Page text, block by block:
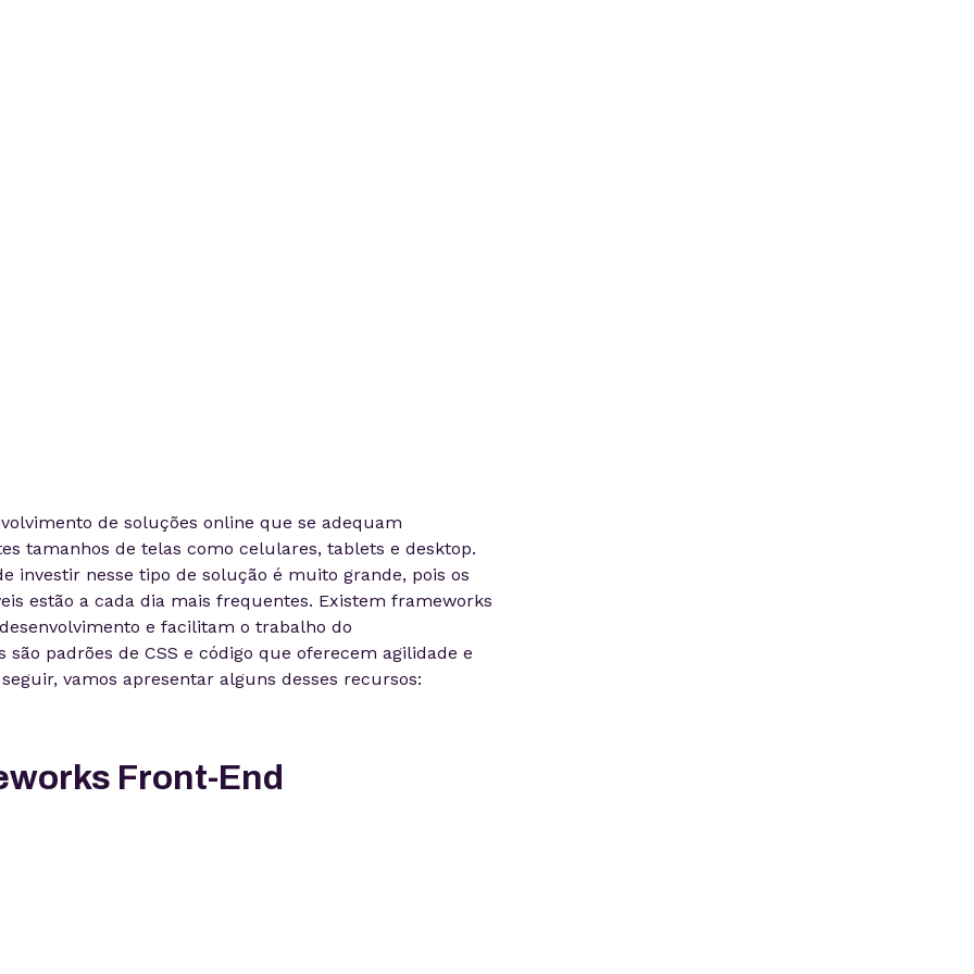
de soluções online que se adequam
tamanhos de telas como celulares, tablets e desktop.
investir nesse tipo de solução é muito grande, pois os
estão a cada dia mais frequentes. Existem frameworks
e facilitam o trabalho do
são padrões de CSS e código que oferecem agilidade e
vamos apresentar alguns desses recursos:
Front-End